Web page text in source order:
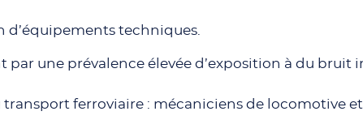
d’équipements techniques.
par une prévalence élevée d’exposition à du bruit
transport ferroviaire : mécaniciens de locomotive